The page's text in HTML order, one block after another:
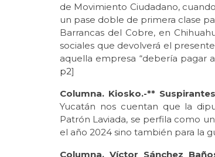
de Movimiento Ciudadano,
un pase doble de primera clase
Barrancas del Cobre, en
sociales que devolverá el
aquella empresa “debería pagar
p2]
Columna. Kiosko.-**
Yucatán nos cuentan que la
Patrón Laviada, se perfila como
el año 2024 sino también para la
Columna. Víctor Sánchez